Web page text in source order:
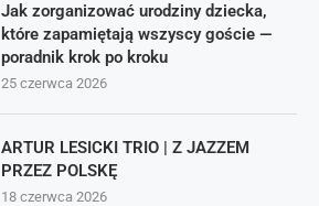
Jak zorganizować urodziny dziecka,
które zapamiętają wszyscy goście —
poradnik krok po kroku
25 czerwca 2026
ARTUR LESICKI TRIO | Z JAZZEM
PRZEZ POLSKĘ
18 czerwca 2026